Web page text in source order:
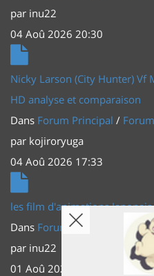
par inu22
04 Aoû 2026 20:30
Nicky Larson (City Hunter)
HD analyse et comparaison
Dans Forum Principal /
par kojiroryuga
04 Aoû 2026 17:33
les film d'animations
Dans Forum Principal
par inu22
01 Aoû 2026 20:56